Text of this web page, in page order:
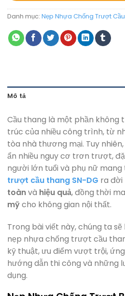
Danh mục: Nẹp Nhựa Chống Trượt
Mô tả
Cầu thang là một phần không
trúc của nhiều công trình, từ
tòa nhà thương mại. Tuy
ẩn nhiều nguy cơ trơn trượt,
người lớn tuổi và phụ nữ mang
trượt cầu thang SN-DG ra đời
toànvà hiệu quả, đồng thời
mỹcho không gian nội thất.
Trong bài viết này, chúng ta
nẹp nhựa chống trượt cầu
kỹ thuật, ưu điểm vượt trội,
hướng dẫn thi công và những
dụng.